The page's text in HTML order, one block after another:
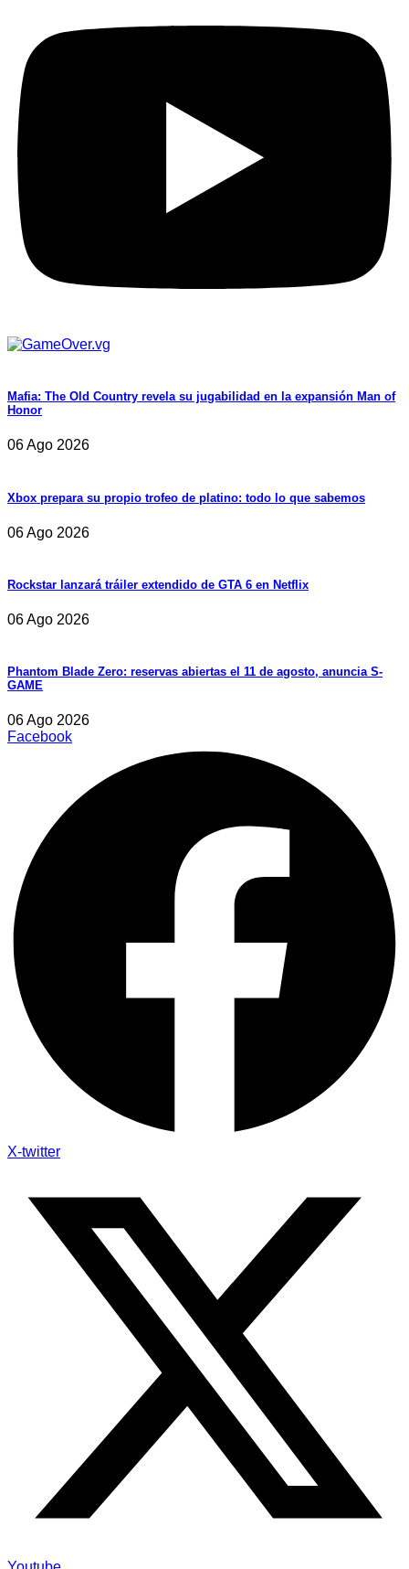
Mafia: The Old Country revela su jugabilidad en la expansión Man of
Honor
06 Ago 2026
Xbox prepara su propio trofeo de platino: todo lo que sabemos
06 Ago 2026
Rockstar lanzará tráiler extendido de GTA 6 en Netflix
06 Ago 2026
Phantom Blade Zero: reservas abiertas el 11 de agosto, anuncia S-
GAME
06 Ago 2026
Facebook
X-twitter